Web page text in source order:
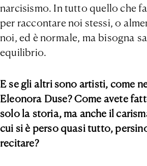
narcisismo. In tutto quello che
per raccontare noi stessi, o
noi, ed è normale, ma bisogna
equilibrio.
E se gli altri sono artisti, come
Eleonora Duse? Come avete
solo la storia, ma anche il
cui si è perso quasi tutto,
recitare?